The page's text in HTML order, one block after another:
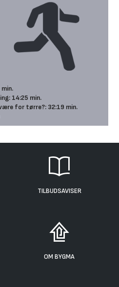
14:25 min.
for tørre?: 32:19 min.
TILBUDSAVISER
OM BYGMA